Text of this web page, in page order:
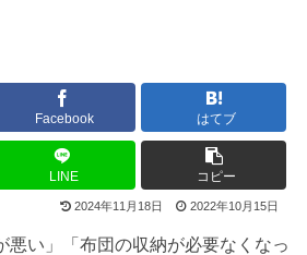
Facebook はてブ
LINE コピー
2024年11月18日 2022年10月15日
悪い」「布団の収納が必要なくなっ